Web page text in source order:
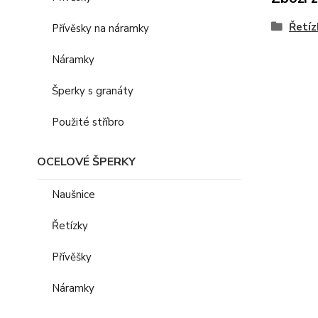
Přívěsky na náramky
Náramky
Šperky s granáty
Použité stříbro
OCELOVÉ ŠPERKY
Naušnice
Řetízky
Přívěšky
Náramky